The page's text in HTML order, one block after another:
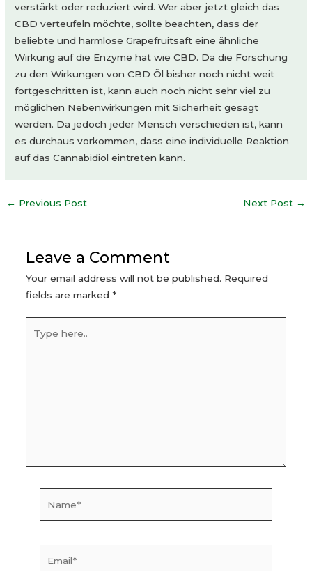
verstärkt oder reduziert wird. Wer aber jetzt gleich das
CBD verteufeln möchte, sollte beachten, dass der
beliebte und harmlose Grapefruitsaft eine ähnliche
Wirkung auf die Enzyme hat wie CBD. Da die Forschung
zu den Wirkungen von CBD Öl bisher noch nicht weit
fortgeschritten ist, kann auch noch nicht sehr viel zu
möglichen Nebenwirkungen mit Sicherheit gesagt
werden. Da jedoch jeder Mensch verschieden ist, kann
es durchaus vorkommen, dass eine individuelle Reaktion
auf das Cannabidiol eintreten kann.
Post
← Previous Post Next Post →
Leave a Comment
Your email address will not be published. Required
fields are marked *
here..